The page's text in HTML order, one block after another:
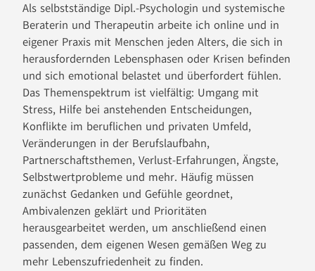
Als selbstständige Dipl.-Psychologin und systemische
Beraterin und Therapeutin arbeite ich online und in
eigener Praxis mit Menschen jeden Alters, die sich in
herausfordernden Lebensphasen oder Krisen befinden
und sich emotional belastet und überfordert fühlen.
Das Themenspektrum ist vielfältig: Umgang mit
Stress, Hilfe bei anstehenden Entscheidungen,
Konflikte im beruflichen und privaten Umfeld,
Veränderungen in der Berufslaufbahn,
Partnerschaftsthemen, Verlust-Erfahrungen, Ängste,
Selbstwertprobleme und mehr. Häufig müssen
zunächst Gedanken und Gefühle geordnet,
Ambivalenzen geklärt und Prioritäten
herausgearbeitet werden, um anschließend einen
passenden, dem eigenen Wesen gemäßen Weg zu
mehr Lebenszufriedenheit zu finden.